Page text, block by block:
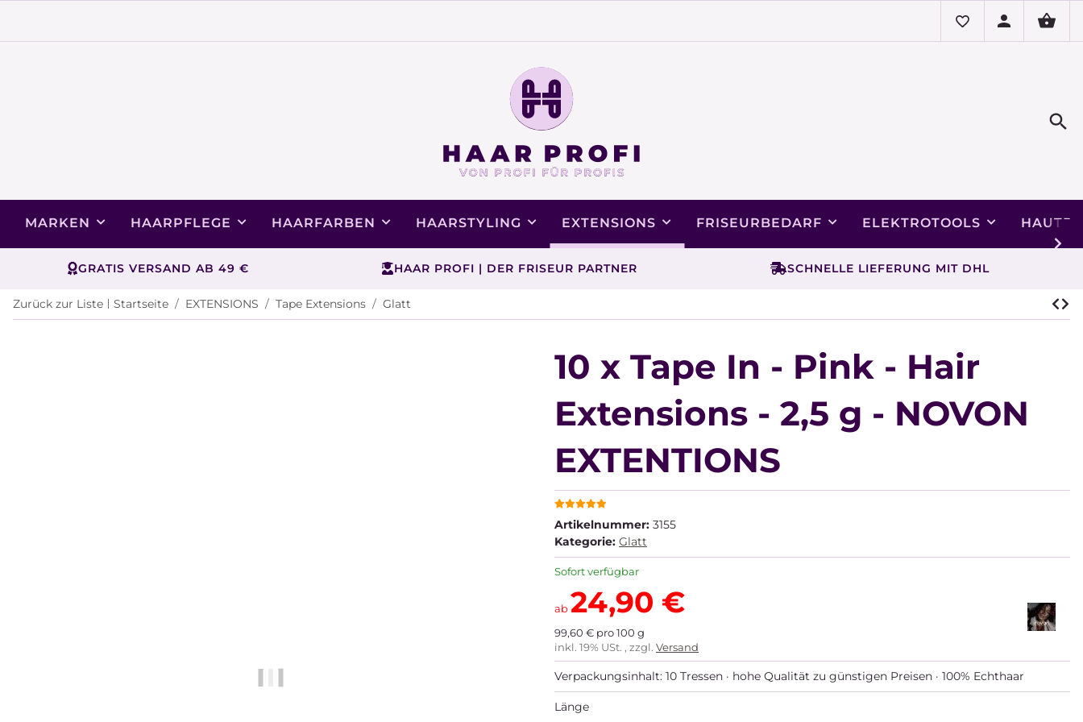
MARKEN HAARPFLEGE HAARFARBEN HAARSTYLING EXTENSIONS FRISEURBEDARF ELEKTROTOOLS
GRATIS VERSAND AB 49 € HAAR PROFI | DER FRISEUR PARTNER SCHNELLE LIEFERUNG MIT DHL
Zurück zur Liste Startseite EXTENSIONS Tape Extensions Glatt
10 x Tape In - Pink - Hair
Extensions - 2,5 g - NOVON
EXTENTIONS
Artikelnummer: 3155
Kategorie: Glatt
Sofort verfügbar
ab24,90 €
99,60 € pro 100 g
inkl. 19% USt. , zzgl. Versand
Verpackungsinhalt: 10 Tressen · hohe Qualität zu günstigen Preisen · 100% Echthaar
Länge